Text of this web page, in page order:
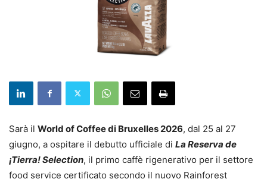
Sarà il World of Coffee di Bruxelles 2026, dal 25 al 27
giugno, a ospitare il debutto ufficiale di La Reserva de
¡Tierra! Selection, il primo caffè rigenerativo per il settore
food service certificato secondo il nuovo Rainforest